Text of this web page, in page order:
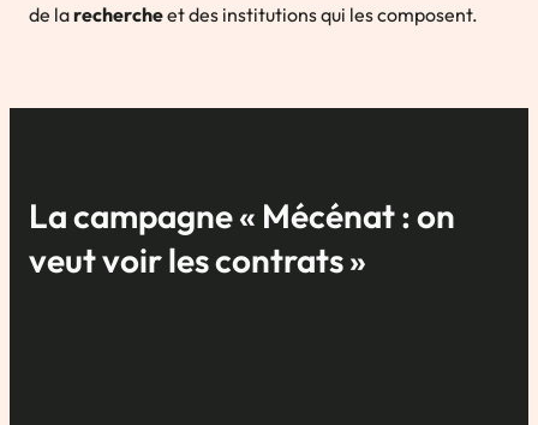
de larechercheet des institutions qui les composent.
La campagne« Mécénat : on
veut voir les contrats »